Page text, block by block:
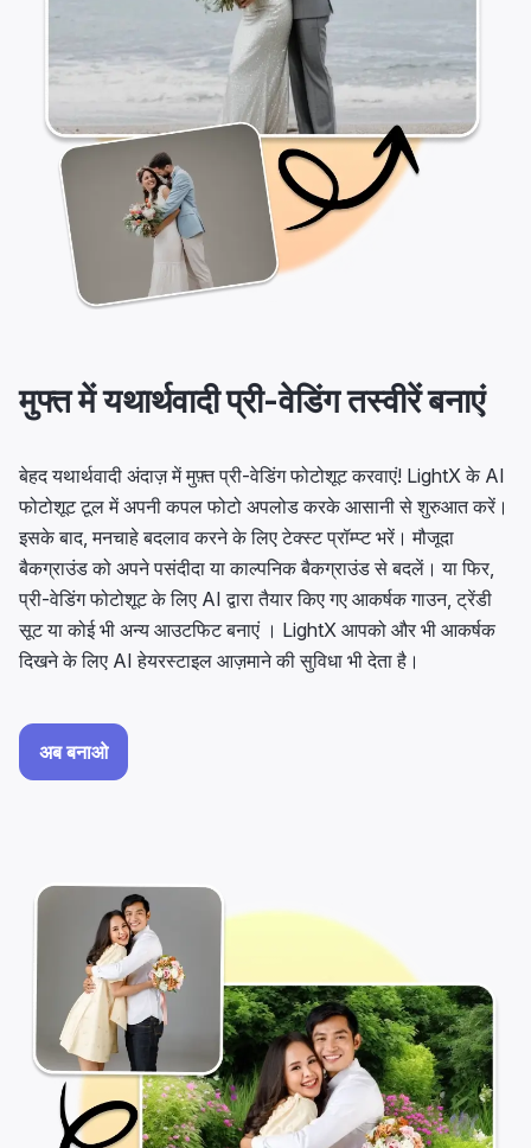
मुफ्त में यथार्थवादी प्री-वेडिंग तस्वीरें बनाएं
बेहद यथार्थवादी अंदाज़ में मुफ़्त प्री-वेडिंग फोटोशूट करवाएं! LightX के AI
फोटोशूट टूल में अपनी कपल फोटो अपलोड करके आसानी से शुरुआत करें।
इसके बाद, मनचाहे बदलाव करने के लिए टेक्स्ट प्रॉम्प्ट भरें। मौजूदा
बैकग्राउंड को अपने पसंदीदा या काल्पनिक बैकग्राउंड से बदलें। या फिर,
प्री-वेडिंग फोटोशूट के लिए AI द्वारा तैयार किए गए आकर्षक गाउन, ट्रेंडी
सूट या कोई भी अन्य आउटफिट बनाएं । LightX आपको और भी आकर्षक
दिखने के लिए AI हेयरस्टाइल आज़माने की सुविधा भी देता है।
अब बनाओ